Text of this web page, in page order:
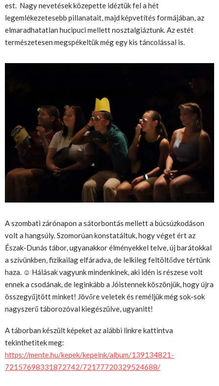
est. Nagy nevetések közepette idéztük fel a hét
legemlékezetesebb pillanatait, majd képvetítés formájában, az
elmaradhatatlan hucipuci mellett nosztalgiáztunk. Az estét
természetesen megspékeltük még egy kis táncolással is.
A szombati zárónapon a sátorbontás mellett a búcsúzkodáson
volt a hangsúly. Szomorúan konstatáltuk, hogy véget ért az
Észak-Dunás tábor, ugyanakkor élményekkel telve, új barátokkal
a szívünkben, fizikailag elfáradva, de lelkileg feltöltődve tértünk
haza. ☺️ Hálásak vagyunk mindenkinek, aki idén is részese volt
ennek a csodának, de leginkább a Jóistennek köszönjük, hogy újra
összegyűjtött minket! Jövőre veletek és reméljük még sok-sok
nagyszerű táborozóval kiegészülve, ugyanitt!
A táborban készült képeket az alábbi linkre kattintva
tekinthetitek meg:
https://mente.hu/kepek/kepeink/album/139134821-
72157698331872742/72177720329524688/